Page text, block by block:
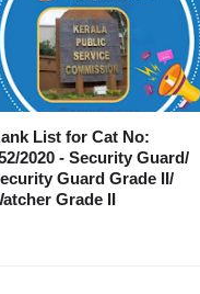
List for Cat No:
2020 - Security Guard/
Guard Grade II/
Grade II